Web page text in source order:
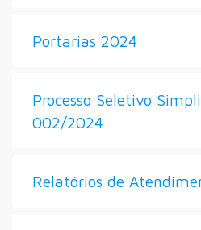
Portarias 2024
Processo Seletivo
002/2024
Relatórios de